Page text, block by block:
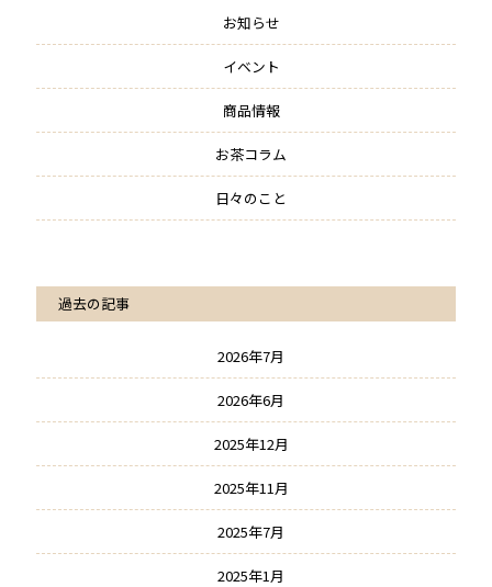
お知らせ
イベント
商品情報
お茶コラム
日々のこと
過去の記事
2026年7月
2026年6月
2025年12月
2025年11月
2025年7月
2025年1月